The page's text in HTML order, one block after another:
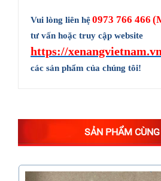
Vui lòng liên hệ0973 766 466
tư vấn hoặc truy cập website
https://xenangvietnam.vn
các sản phẩm của chúng tôi!
SẢN PHẨM